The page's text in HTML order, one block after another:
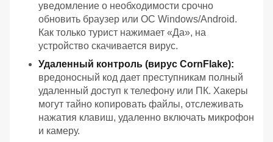
уведомление о необходимости срочно
обновить браузер или ОС Windows/Android.
Как только турист нажимает «Да», на
устройство скачивается вирус.
Удаленный контроль (вирус CornFlake):
вредоносный код дает преступникам полный
удаленный доступ к телефону или ПК. Хакеры
могут тайно копировать файлы, отслеживать
нажатия клавиш, удаленно включать микрофон
и камеру.